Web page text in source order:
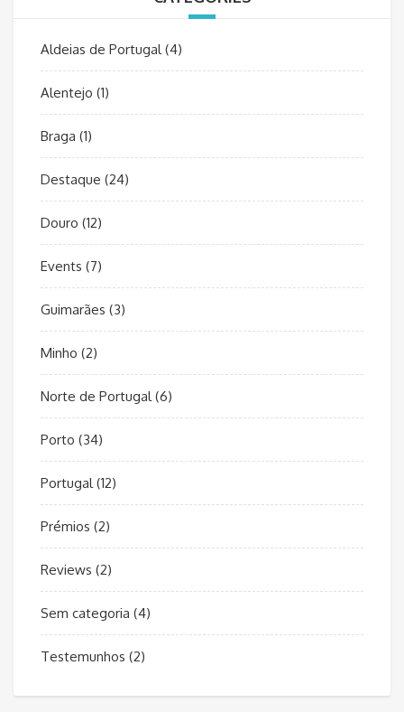
Aldeias de Portugal(4)
Alentejo (1)
Braga (1)
Destaque (24)
Douro (12)
Events (7)
Guimarães (3)
Minho (2)
Norte de Portugal(6)
Porto (34)
Portugal(12)
Prémios (2)
Reviews (2)
Sem categoria (4)
Testemunhos (2)